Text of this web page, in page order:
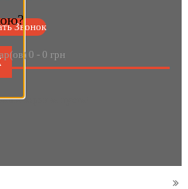
Звонок
0 - 0 грн
корзина пуста!